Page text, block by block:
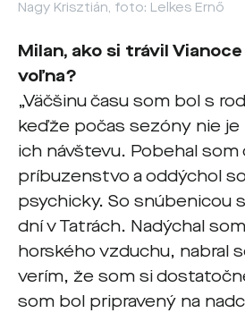
Nagy Krisztián, foto: Lelkes Ernő
Milan, ako si trávil
voľna?
„Väčšinu času som bol s
keďže počas sezóny nie
ich návštevu. Pobehal som
príbuzenstvo a oddýchol
psychicky. So snúbenicou
dní v Tatrách. Nadýchal
horského vzduchu, nabral
verím, že som si
som bol pripravený na